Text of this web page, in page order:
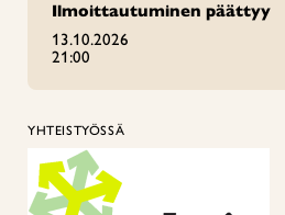
Ilmoittautuminen päättyy
13.10.2026
21:00
YHTEISTYÖSSÄ